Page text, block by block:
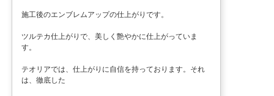
施工後のエンブレムアップの仕上がりです。
ツルテカ仕上がりで、美しく艶やかに仕上がっていま
す。
テオリアでは、仕上がりに自信を持っております。それ
は、徹底した